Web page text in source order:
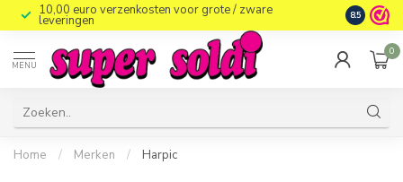
10,00 euro verzenkosten voor grote / zware
leveringen 8.5
MENU
0
Home / Merken / Harpic